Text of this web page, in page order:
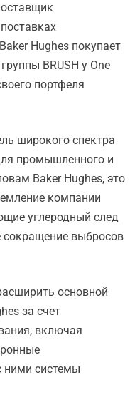
Hughes покупает
BRUSH у One
портфеля
широкого спектра
промышленного и
Baker Hughes, это
компании
углеродный след
сокращение выбросов
основной
за счет
включая
ними системы